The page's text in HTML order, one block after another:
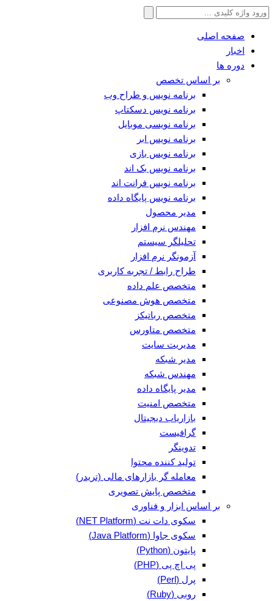
جستجو
صفحه اصلی
اخبار
دوره ها
بر اساس تخصص
برنامه نویس و طراح وب
برنامه نویس دسکتاپ
برنامه نویسی موبایل
برنامه نویس ابر
برنامه نویس بازی
برنامه نویس بک اند
برنامه نویس فرانت اند
برنامه نویس پایگاه داده
مدیر محصول
مهندس نرم افزار
تحلیلگر سیستم
آزمونگر نرم افزار
طراح رابط / تجربه کاربری
متخصص علم داده
متخصص هوش مصنوعی
متخصص رباتیکز
متخصص متاورس
مدیریت سایت
مدیر شبکه
مهندس شبکه
مدیر پایگاه داده
متخصص امنیت
بازاریاب دیجیتال
گرافیست
تدوینگر
تولید کننده محتوا
معامله گر بازارهای مالی (تریدر)
متخصص پایش تصویری
بر اساس ابزار و فناوری
سکوی دات نت (NET Platform)
سکوی جاوا (Java Platform)
پایتون (Python)
پی اچ پی (PHP)
پرل (Perl)
روبی (Ruby)